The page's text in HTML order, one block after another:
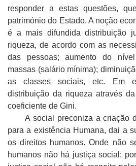
responder a estas questões,
património do Estado. A noção
é a mais difundida distribuição
riqueza, de acordo com as
das pessoas; aumento do
massas (salário mínima);
as classes sociais, etc. Em
distribuição da riqueza através
coeficiente de Gini.
A social preconiza a criação
para a existência Humana, dai a
os direitos humanos. Onde não
humanos não há justiça social;